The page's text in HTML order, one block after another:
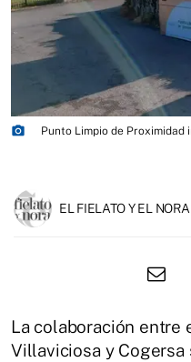
photo_camera
Punto Limpio de Proximidad
EL FIELATO Y EL NORA
La colaboración entre
Villaviciosa y Cogersa